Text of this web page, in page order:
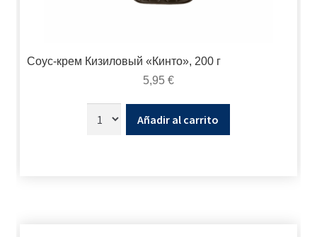
Соус-крем Кизиловый «Кинто», 200 г
5,95 €
Añadir al carrito